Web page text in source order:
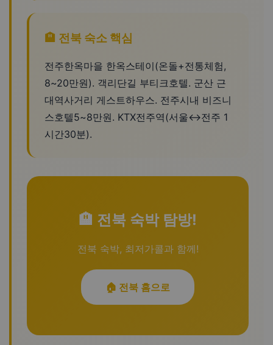
🏨 전북 숙소 핵심
전주한옥마을 한옥스테이(온돌+전통체험,
8~20만원). 객리단길 부티크호텔. 군산 근
대역사거리 게스트하우스. 전주시내 비즈니
스호텔5~8만원. KTX전주역(서울↔전주 1
시간30분).
🏨 전북 숙박 탐방!
전북 숙박, 최저가콜과 함께!
🏠 전북 홈으로